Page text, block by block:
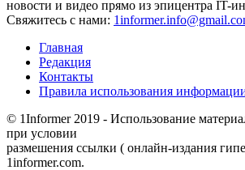
новости и видео прямо из эпицентра IT-
Свяжитесь с нами:
Главная
Редакция
Контакты
Правила использования
© 1Informer 2019 - Использование
при условии
размешения ссылки ( онлайн-издания
1informer.com.